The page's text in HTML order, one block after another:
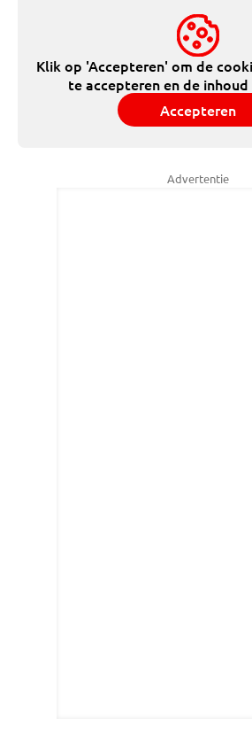
Klik op 'Accepteren' om de
te accepteren en de
Accepteren
Advertentie